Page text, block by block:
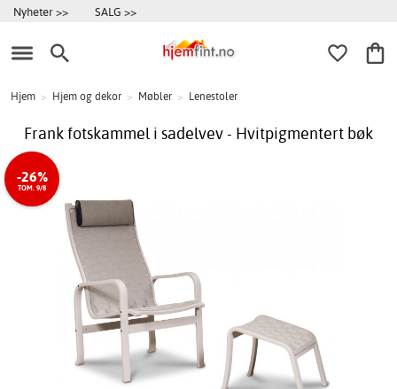
Nyheter >> SALG >>
Hjem > Hjem og dekor > Møbler > Lenestoler
Frank fotskammel i sadelvev - Hvitpigmentert bøk
-26%
TOM. 9/8